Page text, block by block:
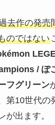
去作の発売
のではない
/ ぽ
フグリーン
第10世代の
が出ます。